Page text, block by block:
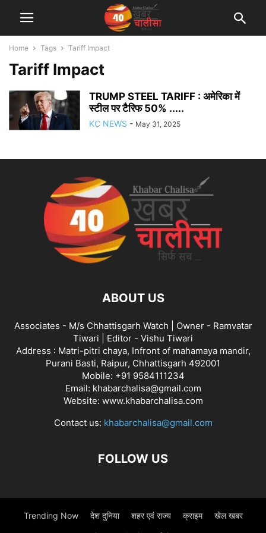
Home Tags Tariff Impact
Tariff Impact
TRUMP STEEL TARIFF : अमेरिका में
स्टील पर टैरिफ 50% .....
KC NEWS - May 31, 2025
ABOUT US
Associates - M/s Chhattisgarh Watch | Owner - Ramvatar
Tiwari | Editor - Vishu Tiwari
Address : Matri-pitri chaya, Infront of mahamaya mandir,
Purani Basti, Raipur, Chhattisgarh 492001
Mobile: +91 9584111234
Email: khabarchalisa@gmail.com
Website: www.khabarchalisa.com
Contact us: khabarchalisa@gmail.com
FOLLOW US
Trending Now देश दुनिया शहर एवं राज्य क्राइम खेल खबर